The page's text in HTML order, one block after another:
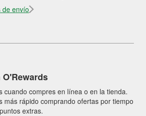
de envío
cuando compres en línea o en la tienda.
más rápido comprando ofertas por tiempo
extras.